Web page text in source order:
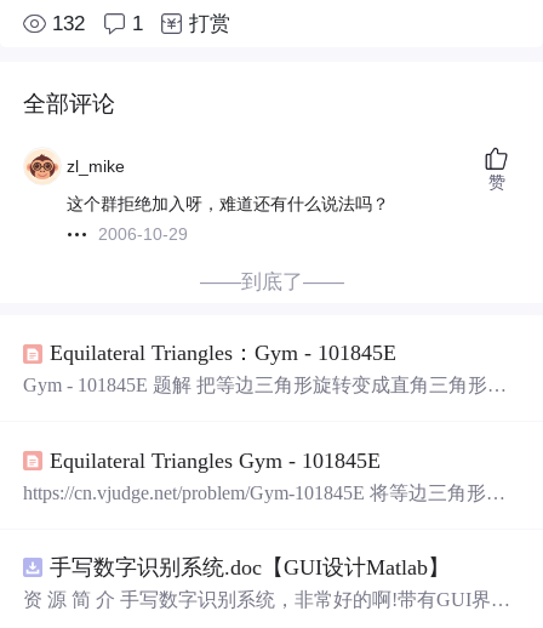
132 1 打赏
全部评论
zl_mike
这个群拒绝加入呀，难道还有什么说法吗？
2006-10-29
赞
——到底了——
Equilateral Triangles：Gym - 101845E
Gym - 101845E 题解 把等边三角形旋转变成直角三角形。
2)枚举。 代码 #include <bits/stdc++.h> using namespace std; t
ypedef pair<int,int>pii; vector&...
Equilateral Triangles Gym - 101845E
https://cn.vjudge.net/problem/Gym-101845E 将等边三角形拉
ude <vector> #include <algorith...
手写数字识别系统.doc【GUI设计Matlab】
资 源 简 介 手写数字识别系统，非常好的啊!带有GUI界